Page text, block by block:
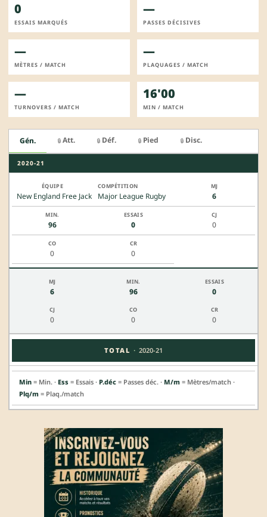
0
ESSAIS MARQUÉS
—
PASSES DÉCISIVES
—
MÈTRES / MATCH
—
PLAQUAGES / MATCH
—
TURNOVERS / MATCH
16'00
MIN / MATCH
Gén. 🔒 Att. 🔒 Déf. 🔒 Pied 🔒 Disc.
2020-21
New England Free Jack Major League Rugby 6
96 0 0
0 0
6 96 0
0 0 0
TOTAL · 2020-21
Min = Min. · Ess = Essais · P.déc = Passes déc. · M/m = Mètres/match ·
Plq/m = Plaq./match